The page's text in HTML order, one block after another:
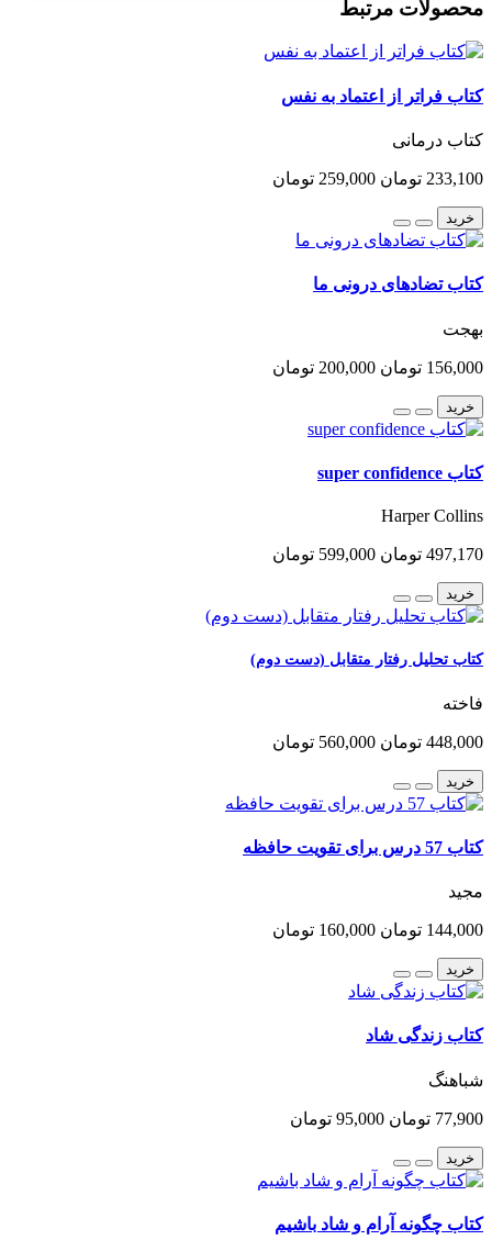
محصولات مرتبط
کتاب فراتر از اعتماد به نفس
کتاب درمانی
233,100 تومان 259,000 تومان
خرید
کتاب تضادهای درونی ما
بهجت
156,000 تومان 200,000 تومان
خرید
کتاب super confidence
Harper Collins
497,170 تومان 599,000 تومان
خرید
کتاب تحلیل رفتار متقابل (دست دوم)
فاخته
448,000 تومان 560,000 تومان
خرید
کتاب 57 درس برای تقویت حافظه
مجید
144,000 تومان 160,000 تومان
خرید
کتاب زندگی شاد
شباهنگ
77,900 تومان 95,000 تومان
خرید
کتاب چگونه آرام و شاد باشیم